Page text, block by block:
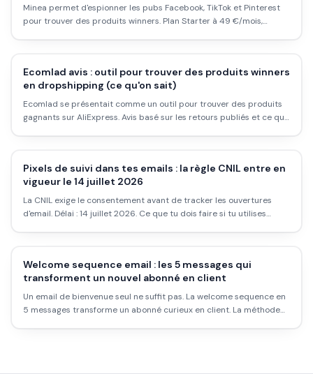
Minea permet d'espionner les pubs Facebook, TikTok et Pinterest
pour trouver des produits winners. Plan Starter à 49 €/mois,
Ecomlad avis : outil pour trouver des produits winners
en dropshipping (ce qu'on sait)
Ecomlad se présentait comme un outil pour trouver des produits
gagnants sur AliExpress. Avis basé sur les retours publiés et ce qui
Pixels de suivi dans tes emails : la règle CNIL entre en
vigueur le 14 juillet 2026
La CNIL exige le consentement avant de tracker les ouvertures
d'email. Délai : 14 juillet 2026. Ce que tu dois faire si tu utilises
Welcome sequence email : les 5 messages qui
transforment un nouvel abonné en client
Un email de bienvenue seul ne suffit pas. La welcome sequence en
5 messages transforme un abonné curieux en client. La méthode